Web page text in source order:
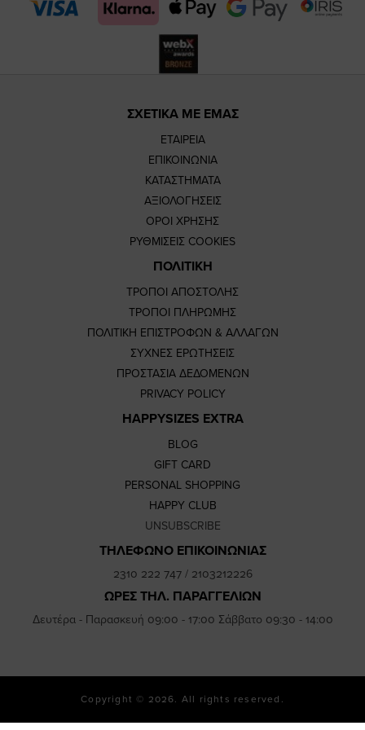
ΣΧΕΤΙΚΑ ΜΕ ΕΜΑΣ
ΕΤΑΙΡΕΙΑ
ΕΠΙΚΟΙΝΩΝΙΑ
ΚΑΤΑΣΤΗΜΑΤΑ
ΑΞΙΟΛΟΓΗΣΕΙΣ
ΟΡΟΙ ΧΡΗΣΗΣ
ΡΥΘΜΙΣΕΙΣ COOKIES
ΠΟΛΙΤΙΚΗ
ΤΡΟΠΟΙ ΑΠΟΣΤΟΛΗΣ
ΤΡΟΠΟΙ ΠΛΗΡΩΜΗΣ
ΠΟΛΙΤΙΚΗ ΕΠΙΣΤΡΟΦΩΝ & ΑΛΛΑΓΩΝ
ΣΥΧΝΕΣ ΕΡΩΤΗΣΕΙΣ
ΠΡΟΣΤΑΣΙΑ ΔΕΔΟΜΕΝΩΝ
PRIVACY POLICY
HAPPYSIZES EXTRA
BLOG
GIFT CARD
PERSONAL SHOPPING
HAPPY CLUB
UNSUBSCRIBE
ΤΗΛΕΦΩΝΟ ΕΠΙΚΟΙΝΩΝΙΑΣ
2310 222 747/ 2103212226
ΩΡΕΣ ΤΗΛ. ΠΑΡΑΓΓΕΛΙΩΝ
Δευτέρα - Παρασκευή 09:00 - 17:00 Σάββατο 09:30 - 14:00
Copyright © 2026. All rights reserved.